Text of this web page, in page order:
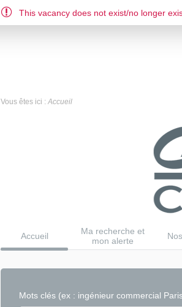
DE EN FR
Vous êtes ici : Accueil
Accueil
Ma recherche et
mon alerte
Mots clés (ex : ingénieur commercial
This vacancy does not exist/no longer